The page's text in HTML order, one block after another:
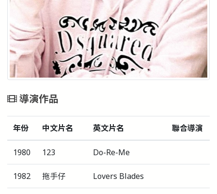
導演作品
年份 中文片名 英文片名 聯合導演
1980 123 Do-Re-Me
1982 拖手仔 Lovers Blades